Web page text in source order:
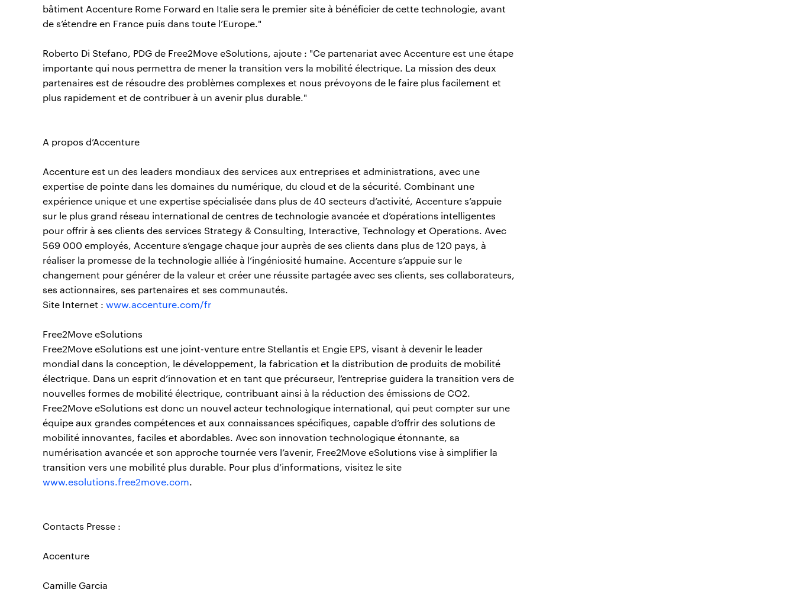
bâtiment Accenture Rome Forward en Italie sera le premier site à bénéficier de cette technologie, avant
de s’étendre en France puis dans toute l’Europe."
Roberto Di Stefano, PDG de Free2Move eSolutions, ajoute : "Ce partenariat avec Accenture est une étape
importante qui nous permettra de mener la transition vers la mobilité électrique. La mission des deux
partenaires est de résoudre des problèmes complexes et nous prévoyons de le faire plus facilement et
plus rapidement et de contribuer à un avenir plus durable."
A propos d’Accenture
Accenture est un des leaders mondiaux des services aux entreprises et administrations, avec une
expertise de pointe dans les domaines du numérique, du cloud et de la sécurité. Combinant une
expérience unique et une expertise spécialisée dans plus de 40 secteurs d’activité, Accenture s’appuie
sur le plus grand réseau international de centres de technologie avancée et d’opérations intelligentes
pour offrir à ses clients des services Strategy & Consulting, Interactive, Technology et Operations. Avec
569 000 employés, Accenture s’engage chaque jour auprès de ses clients dans plus de 120 pays, à
réaliser la promesse de la technologie alliée à l’ingéniosité humaine. Accenture s’appuie sur le
changement pour générer de la valeur et créer une réussite partagée avec ses clients, ses collaborateurs,
ses actionnaires, ses partenaires et ses communautés.
Site Internet : www.accenture.com/fr
Free2Move eSolutions
Free2Move eSolutions est une joint-venture entre Stellantis et Engie EPS, visant à devenir le leader
mondial dans la conception, le développement, la fabrication et la distribution de produits de mobilité
électrique. Dans un esprit d’innovation et en tant que précurseur, l’entreprise guidera la transition vers de
nouvelles formes de mobilité électrique, contribuant ainsi à la réduction des émissions de CO2.
Free2Move eSolutions est donc un nouvel acteur technologique international, qui peut compter sur une
équipe aux grandes compétences et aux connaissances spécifiques, capable d’offrir des solutions de
mobilité innovantes, faciles et abordables. Avec son innovation technologique étonnante, sa
numérisation avancée et son approche tournée vers l’avenir, Free2Move eSolutions vise à simplifier la
transition vers une mobilité plus durable. Pour plus d’informations, visitez le site
www.esolutions.free2move.com.
Contacts Presse :
Accenture
Camille Garcia